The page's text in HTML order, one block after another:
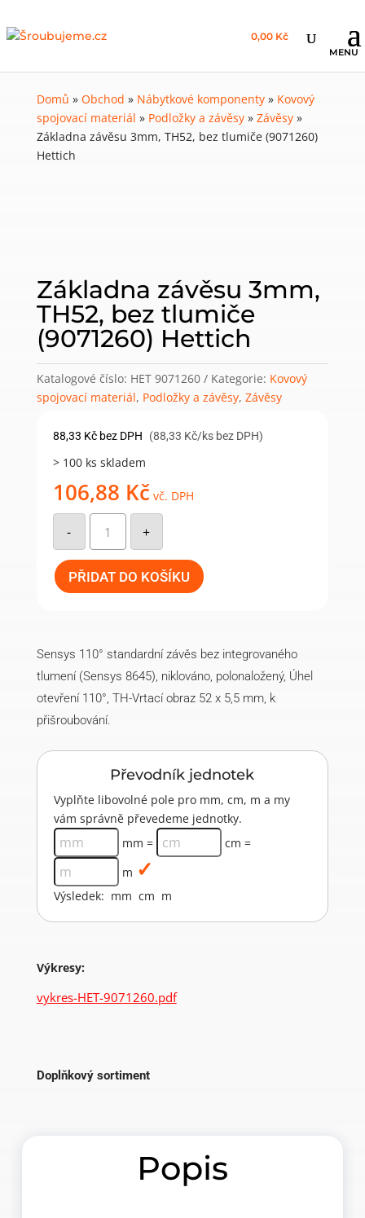
0,00 Kč
Domů » Obchod » Nábytkové komponenty» Kovový
spojovací materiál » Podložky a závěsy» Závěsy»
Základna závěsu 3mm, TH52, bez tlumiče (9071260)
Hettich
Základna závěsu 3mm,
TH52, bez tlumiče
(9071260) Hettich
Katalogové číslo: HET 9071260 Kategorie: Kovový
spojovací materiál, Podložky a závěsy, Závěsy
88,33 Kč bez DPH (88,33 Kč/ks bez DPH)
> 100 ks skladem
106,88 Kč vč. DPH
-
Základna
závěsu
3mm,
TH52,
bez
tlumiče
(9071260)
Hettich
+
PŘIDAT DO KOŠÍKU
Sensys 110° standardní závěs bez integrovaného
tlumení (Sensys 8645), niklováno, polonaložený, Úhel
otevření 110°, TH-Vrtací obraz 52 x 5,5 mm, k
přišroubování.
Převodník jednotek
Vyplňte libovolné pole pro mm, cm, m a my
vám správně převedeme jednotky.
mm =
cm =
m
Výsledek: mm cm m
Výkresy:
vykres-HET-9071260.pdf
Doplňkový sortiment
Popis